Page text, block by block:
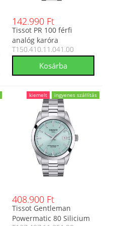
142.990 Ft
Tissot PR 100 férfi
analóg karóra
T150.410.11.041.00
T150.410.11.041.00
kiemelt ingyenes szállítás
408.900 Ft
Tissot Gentleman
Powermatic 80 Silicium